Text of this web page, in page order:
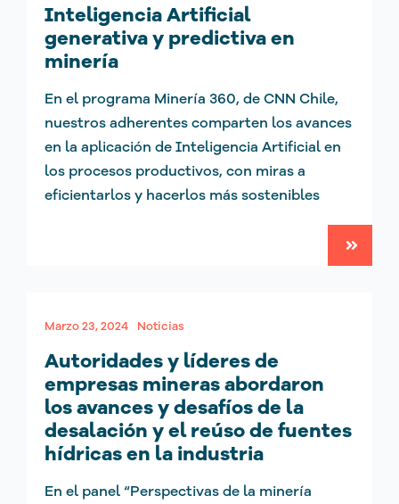
Inteligencia Artificial
generativa y predictiva en
minería
En el programa Minería 360, de CNN Chile,
nuestros adherentes comparten los avances
en la aplicación de Inteligencia Artificial en
los procesos productivos, con miras a
eficientarlos y hacerlos más sostenibles
Marzo 23, 2024 Noticias
Autoridades y líderes de
empresas mineras abordaron
los avances y desafíos de la
desalación y el reúso de fuentes
hídricas en la industria
En el panel “Perspectivas de la minería